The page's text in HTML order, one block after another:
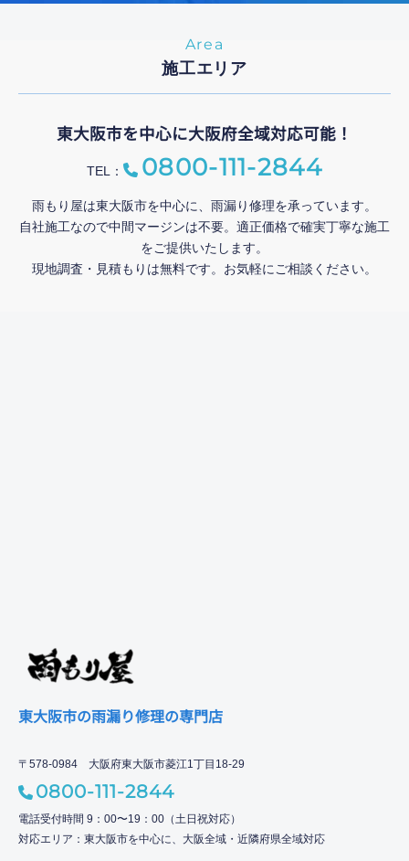
施工エリア
Area
東大阪市を中心に大阪府全域対応可能！
TEL： 0800-111-2844
雨もり屋は東大阪市を中心に、雨漏り修理を承っています。
自社施工なので中間マージンは不要。適正価格で確実丁寧な施工
をご提供いたします。
現地調査・見積もりは無料です。お気軽にご相談ください。
東大阪市の雨漏り修理の専門店
〒578-0984 大阪府東大阪市菱江1丁目18-29
0800-111-2844
電話受付時間 9：00〜19：00（土日祝対応）
対応エリア：東大阪市を中心に、大阪全域・近隣府県全域対応